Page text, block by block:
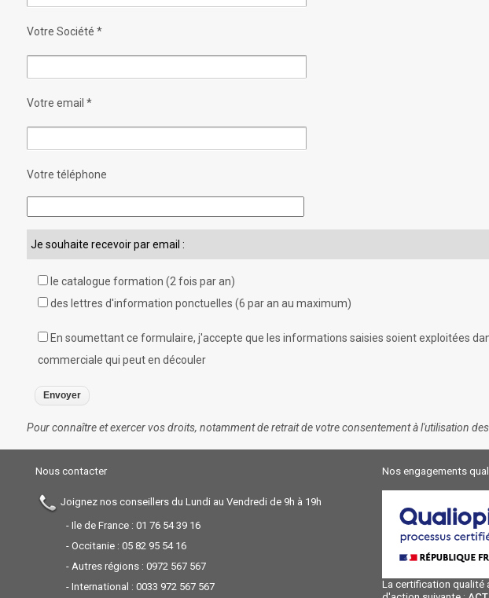
Votre Société *
Votre email *
Votre téléphone
Veuillez laisser ce champ vide.
Je souhaite recevoir par email :
le catalogue formation (2 fois par an)
des lettres d'information ponctuelles (6 par an au maximum)
En soumettant ce formulaire, j'accepte que les informations saisies soient exploitées
commerciale qui peut en découler
Pour connaître et exercer vos droits, notamment de retrait de votre consentement à l'utilisation
Nous contacter
Joignez nos conseillers du Lundi au Vendredi de 9h à 19h
- Ile de France : 01 76 54 39 16
- Occitanie : 05 82 95 54 16
- Autres régions : 0972 567 567
- International : 0033 972 567 567
Nos engagements
La certification qualité